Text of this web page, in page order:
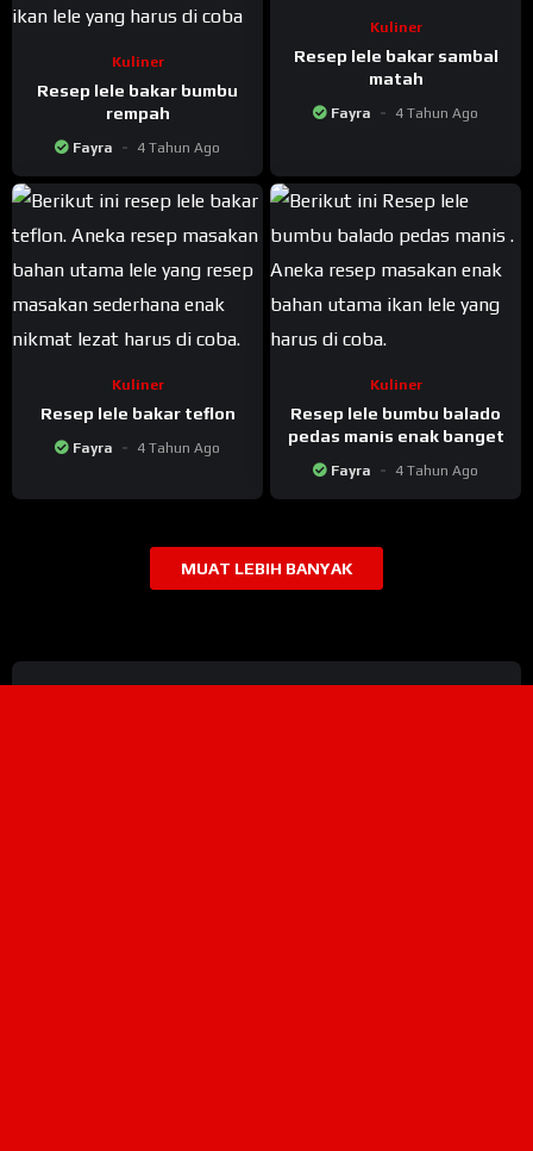
Kuliner
Resep lele bakar bumbu
rempah
Fayra 4 Tahun Ago
Kuliner
Resep lele bakar sambal
matah
Fayra 4 Tahun Ago
Kuliner
Resep lele bakar teflon
Fayra 4 Tahun Ago
Kuliner
Resep lele bumbu balado
pedas manis enak banget
Fayra 4 Tahun Ago
MUAT LEBIH BANYAK